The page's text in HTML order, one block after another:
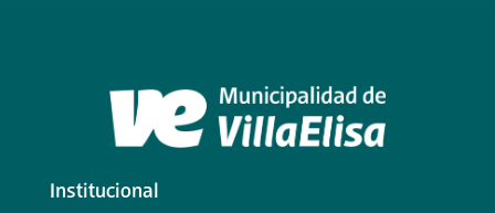
Institucional